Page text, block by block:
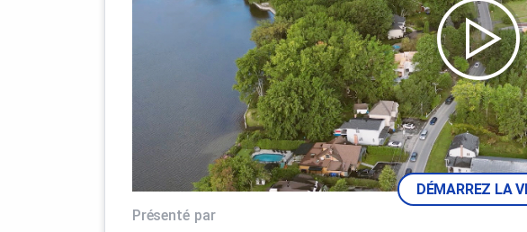
DÉMARREZ LA
Présenté par